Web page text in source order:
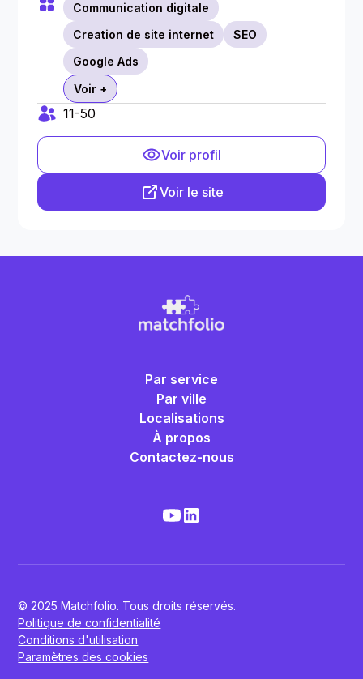
Communication digitale
Creation de site internet
SEO
Google Ads
Voir +
11-50
Voir profil
Voir le site
Par service
Par ville
Localisations
À propos
Contactez-nous
© 2025 Matchfolio. Tous droits réservés.
Politique de confidentialité
Conditions d'utilisation
Paramètres des cookies